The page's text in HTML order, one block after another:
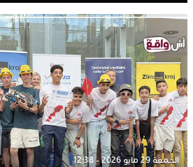
الجمعة 29 مايو 2026 - 12:38